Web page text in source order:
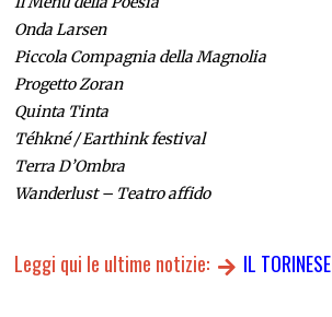
Onda Larsen
Piccola Compagnia della Magnolia
Progetto Zoran
Quinta Tinta
Téhkné / Earthink festival
Terra D’Ombra
Wanderlust – Teatro affido
Leggi qui le ultime notizie: IL TORINESE